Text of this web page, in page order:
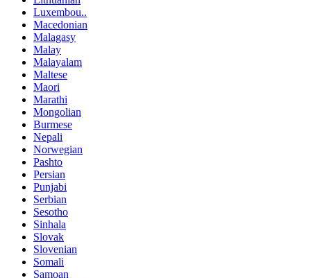
Luxembou..
Macedonian
Malagasy
Malay
Malayalam
Maltese
Maori
Marathi
Mongolian
Burmese
Nepali
Norwegian
Pashto
Persian
Punjabi
Serbian
Sesotho
Sinhala
Slovak
Slovenian
Somali
Samoan